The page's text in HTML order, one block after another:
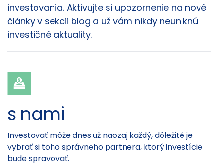
investovania. Aktivujte si upozornenie na nové
články v sekcii blog a už vám nikdy neuniknú
investičné aktuality.
s nami
Investovať môže dnes už naozaj každý, dôležité je
vybrať si toho správneho partnera, ktorý investície
bude spravovať.